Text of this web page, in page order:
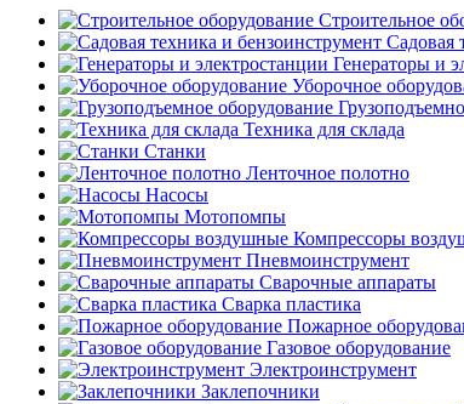
Строительное
Садовая
Генераторы и
Уборочное
Техника для склада
Станки
Ленточное полотно
Насосы
Мотопомпы
Компрессоры
Пневмоинструмент
Сварочные аппараты
Сварка пластика
Пожарное
Газовое оборудование
Электроинструмент
Заклепочники